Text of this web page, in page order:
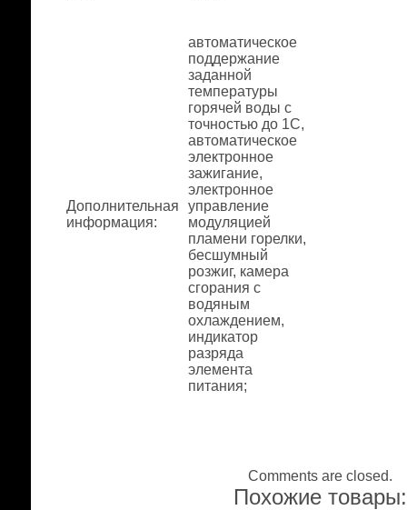
Дополнительная
информация:
автоматическое
поддержание
заданной
температуры
горячей воды с
точностью до 1С,
автоматическое
электронное
зажигание,
электронное
управление
модуляцией
пламени горелки,
бесшумный
розжиг, камера
сгорания с
водяным
охлаждением,
индикатор
разряда
элемента
питания;
Comments are closed.
Похожие товары: